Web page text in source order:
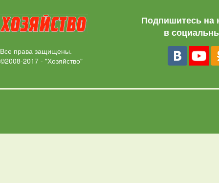
Все права защищены.
©2008-2017 - "Хозяйство"
Подпишитесь на
в